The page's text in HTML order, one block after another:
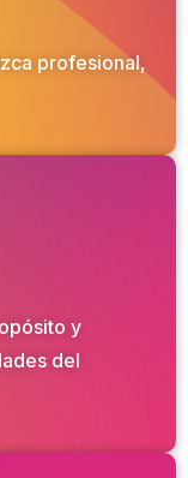
profesional,
y
del